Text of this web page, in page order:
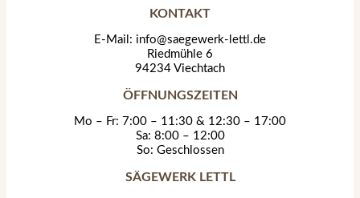
KONTAKT
E-Mail: info@saegewerk-lettl.de
Riedmühle 6
94234 Viechtach
ÖFFNUNGSZEITEN
Mo – Fr: 7:00 – 11:30 & 12:30 – 17:00
Sa: 8:00 – 12:00
So: Geschlossen
SÄGEWERK LETTL